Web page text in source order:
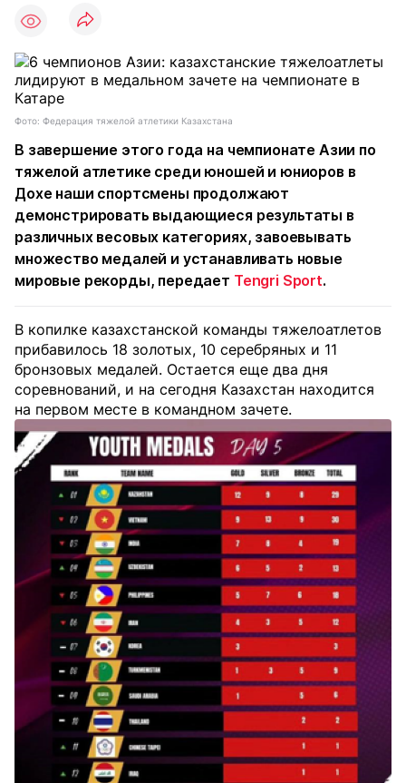
Фото: Федерация тяжелой атлетики Казахстана
В завершение этого года на чемпионате Азии по
тяжелой атлетике среди юношей и юниоров в
Дохе наши спортсмены продолжают
демонстрировать выдающиеся результаты в
различных весовых категориях, завоевывать
множество медалей и устанавливать новые
мировые рекорды, передает Tengri Sport.
В копилке казахстанской команды тяжелоатлетов
прибавилось 18 золотых, 10 серебряных и 11
бронзовых медалей. Остается еще два дня
соревнований, и на сегодня Казахстан находится
на первом месте в командном зачете.